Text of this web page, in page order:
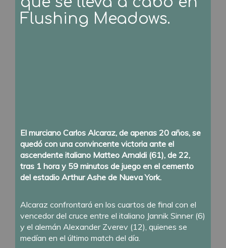
Flushing Meadows.
El murciano Carlos Alcaraz, de apenas 20 años, se
quedó con una convincente victoria ante el
ascendente italiano Matteo Arnaldi (61), de 22,
tras 1 hora y 59 minutos de juego en el cemento
del estadio Arthur Ashe de Nueva York.
Alcaraz confrontará en los cuartos de final con el
vencedor del cruce entre el italiano Jannik Sinner (6)
y el alemán Alexander Zverev (12), quienes se
medían en el último match del día.